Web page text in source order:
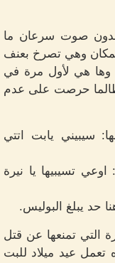
صوت سرعان ما
وهي تصرخ بعنف
وها هي لأول مرة في
طالما حرصت على عدم
سيبيني يابت اتتي
تسيبيها يا نيرة
حد يبلغ البوليس.
التي تمنعها عن قتل
تعمل عيد ميلاد للبت